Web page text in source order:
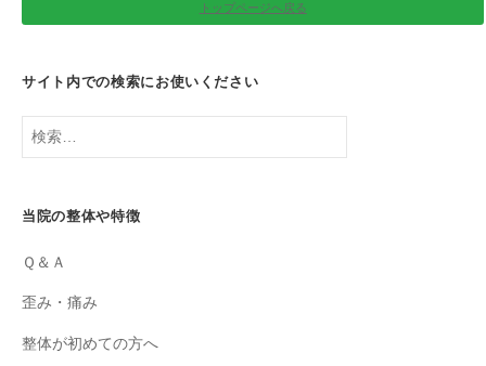
トップページへ戻る
サイト内での検索にお使いください
検
索:
当院の整体や特徴
Ｑ＆Ａ
歪み・痛み
整体が初めての方へ